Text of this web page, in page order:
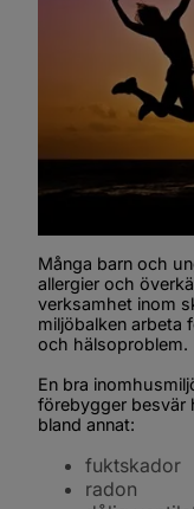
Många barn och
allergier och
verksamhet inom
miljöbalken arbeta
och hälsoproblem.
En bra
förebygger besvär
bland annat:
fuktskador
radon